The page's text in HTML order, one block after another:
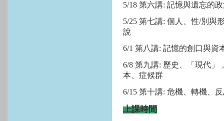
5/18 第六講: 記憶與遺忘的
5/25 第七講: 個人、性/別與
說
6/1 第八講: 記憶的創口與
6/8 第九講: 歷史、「現代」
本、症候群
6/15 第十講: 危機、轉機、
上課時間